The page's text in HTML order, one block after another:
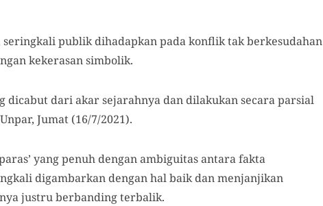
seringkali publik dihadapkan pada konflik tak berkesudahan
kekerasan simbolik.
dicabut dari akar sejarahnya dan dilakukan secara parsial
Jumat (16/7/2021).
yang penuh dengan ambiguitas antara fakta
digambarkan dengan hal baik dan menjanjikan
justru berbanding terbalik.